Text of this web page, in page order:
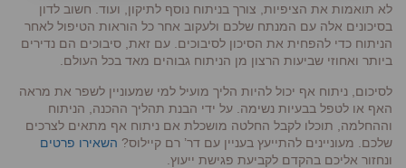
לא תואמות את הציפיות, צורך בניתוח נוסף לתיקון, ועוד. חשוב לדון
בסיכונים אלה עם המנתח שלכם ולעקוב אחר כל הוראות הטיפול לאחר
הניתוח כדי להפחית את הסיכון לסיבוכים. עם זאת, סיבוכים הם נדירים
ביותר ואחוזי שביעות הרצון מן הניתוח גבוהים מאד בכל העולם.
לסיכום, ניתוח אף יכול להיות הליך מועיל למי שמעוניין לשפר את מראה
האף או לטפל בבעיות נשימה. על ידי הבנת תהליך ההכנה, הניתוח
וההחלמה, תוכלו לקבל החלטה מושכלת אם ניתוח אף מתאים לצרכים
שלכם. מעוניינים להתייעץ בעניין עם דר’ רם קיילוס? השאירו פרטים
ונחזור אליכם בהקדם לקביעת פגישת ייעוץ.